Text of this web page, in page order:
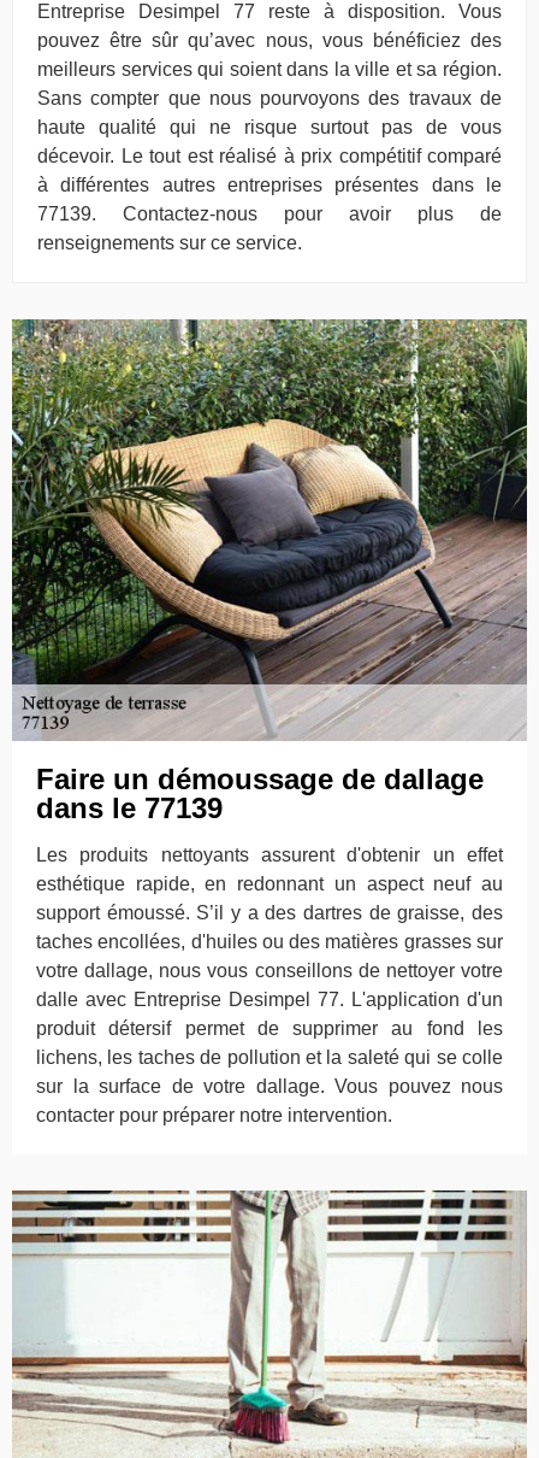
Entreprise Desimpel 77 reste à disposition. Vous
pouvez être sûr qu’avec nous, vous bénéficiez des
meilleurs services qui soient dans la ville et sa région.
Sans compter que nous pourvoyons des travaux de
haute qualité qui ne risque surtout pas de vous
décevoir. Le tout est réalisé à prix compétitif comparé
à différentes autres entreprises présentes dans le
77139. Contactez-nous pour avoir plus de
renseignements sur ce service.
Faire un démoussage de dallage
dans le 77139
Les produits nettoyants assurent d'obtenir un effet
esthétique rapide, en redonnant un aspect neuf au
support émoussé. S’il y a des dartres de graisse, des
taches encollées, d'huiles ou des matières grasses sur
votre dallage, nous vous conseillons de nettoyer votre
dalle avec Entreprise Desimpel 77. L'application d'un
produit détersif permet de supprimer au fond les
lichens, les taches de pollution et la saleté qui se colle
sur la surface de votre dallage. Vous pouvez nous
contacter pour préparer notre intervention.